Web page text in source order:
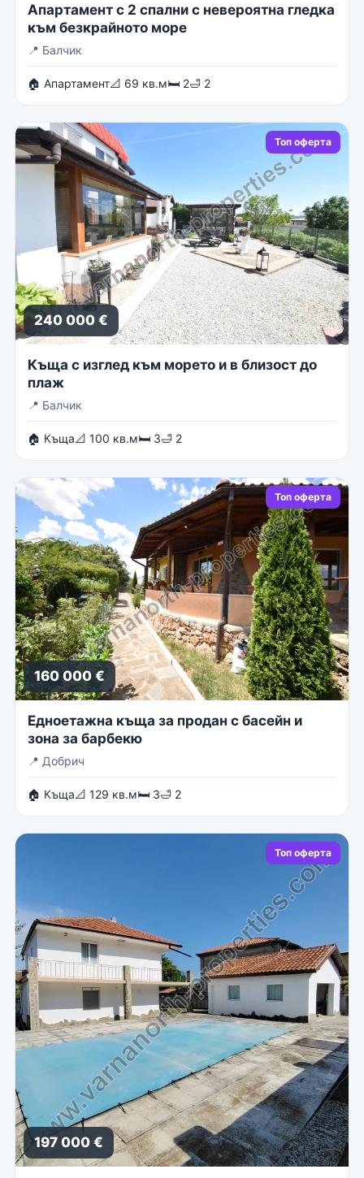
Апартамент с 2 спални с невероятна гледка
към безкрайното море
📍 Балчик
🏠 Апартамент📐 69 кв.м🛏 2🛁 2
Топ оферта
240 000 €
Къща с изглед към морето и в близост до
плаж
📍 Балчик
🏠 Къща📐 100 кв.м🛏 3🛁 2
Топ оферта
160 000 €
Едноетажна къща за продан с басейн и
зона за барбекю
📍 Добрич
🏠 Къща📐 129 кв.м🛏 3🛁 2
Топ оферта
197 000 €